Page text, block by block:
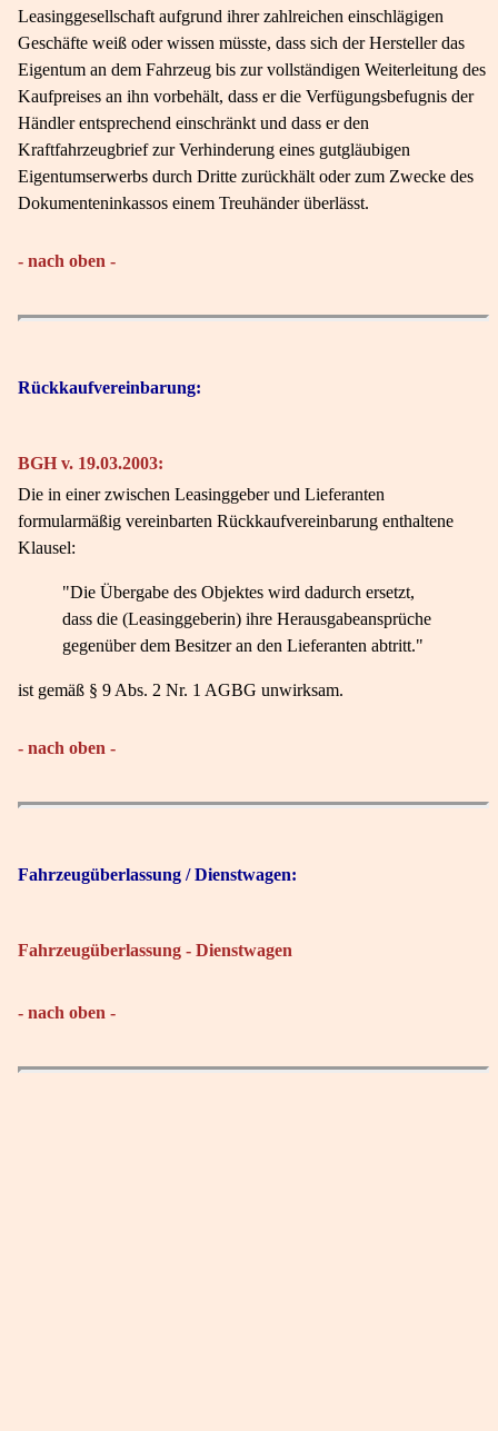
Leasinggesellschaft aufgrund ihrer zahlreichen einschlägigen
Geschäfte weiß oder wissen müsste, dass sich der Hersteller das
Eigentum an dem Fahrzeug bis zur vollständigen Weiterleitung des
Kaufpreises an ihn vorbehält, dass er die Verfügungsbefugnis der
Händler entsprechend einschränkt und dass er den
Kraftfahrzeugbrief zur Verhinderung eines gutgläubigen
Eigentumserwerbs durch Dritte zurückhält oder zum Zwecke des
Dokumenteninkassos einem Treuhänder überlässt.
- nach oben -
Rückkaufvereinbarung:
BGH v. 19.03.2003:
Die in einer zwischen Leasinggeber und Lieferanten
formularmäßig vereinbarten Rückkaufvereinbarung enthaltene
Klausel:
"Die Übergabe des Objektes wird dadurch ersetzt,
dass die (Leasinggeberin) ihre Herausgabeansprüche
gegenüber dem Besitzer an den Lieferanten abtritt."
ist gemäß § 9 Abs. 2 Nr. 1 AGBG unwirksam.
- nach oben -
Fahrzeugüberlassung / Dienstwagen:
Fahrzeugüberlassung - Dienstwagen
- nach oben -